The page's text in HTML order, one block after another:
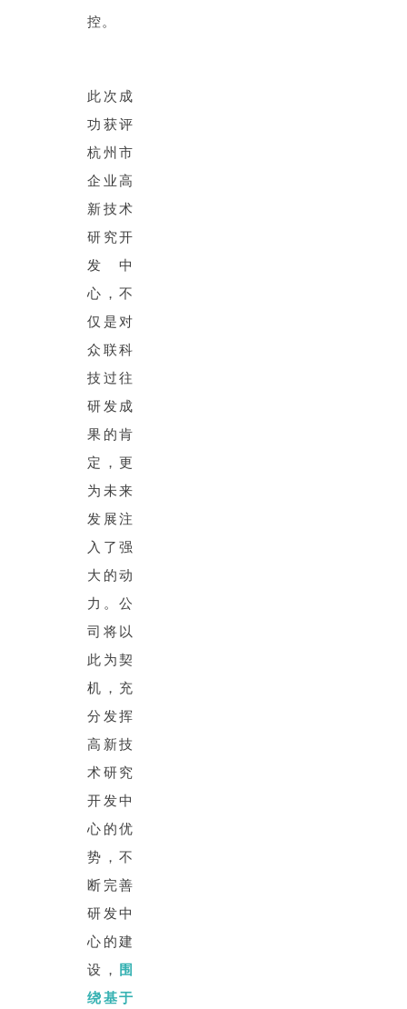
控。
此次成
功获评
杭州市
企业高
新技术
研究开
发中
心，不
仅是对
众联科
技过往
研发成
果的肯
定，更
为未来
发展注
入了强
大的动
力。公
司将以
此为契
机，充
分发挥
高新技
术研究
开发中
心的优
势，不
断完善
研发中
心的建
设， 围
绕基于